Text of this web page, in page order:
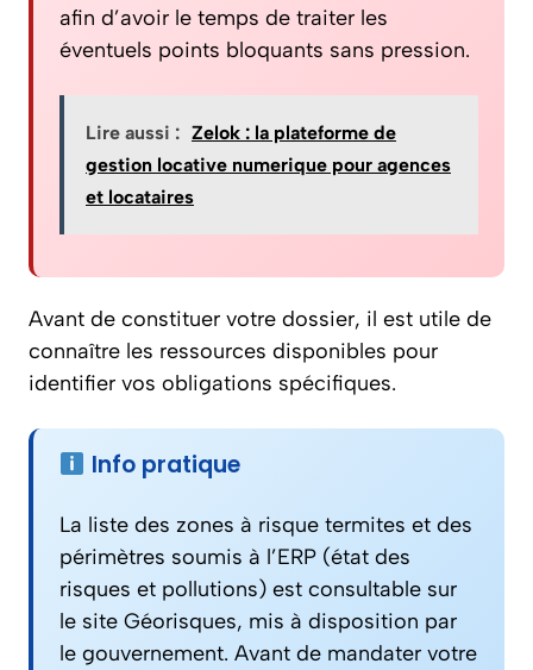
afin d’avoir le temps de traiter les
éventuels points bloquants sans pression.
Lire aussi : Zelok : la plateforme de
gestion locative numerique pour agences
et locataires
Avant de constituer votre dossier, il est utile de
connaître les ressources disponibles pour
identifier vos obligations spécifiques.
Info pratique
La liste des zones à risque termites et des
périmètres soumis à l’ERP (état des
risques et pollutions) est consultable sur
le site Géorisques, mis à disposition par
le gouvernement. Avant de mandater votre